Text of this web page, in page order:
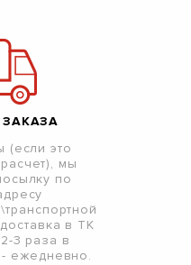
(если это
мы
по
в ТК
3 раза в
ежедневно.